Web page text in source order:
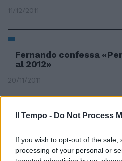
Il Tempo - Do Not Process
If you wish to opt-out of the
processing of your personal or
11/12/2011
Fernando confessa
al 2012»
20/11/2011
25/09/2011